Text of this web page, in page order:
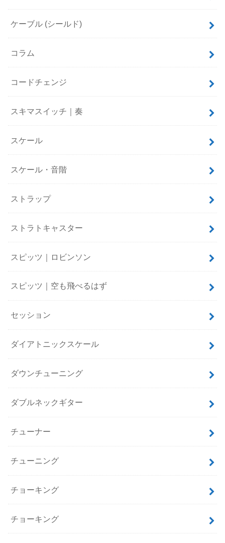
ケーブル (シールド)
コラム
コードチェンジ
スキマスイッチ｜奏
スケール
スケール・音階
ストラップ
ストラトキャスター
スピッツ｜ロビンソン
スピッツ｜空も飛べるはず
セッション
ダイアトニックスケール
ダウンチューニング
ダブルネックギター
チューナー
チューニング
チョーキング
チョーキング